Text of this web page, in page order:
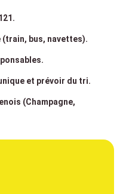
bus, navettes).
et prévoir du tri.
(Champagne,